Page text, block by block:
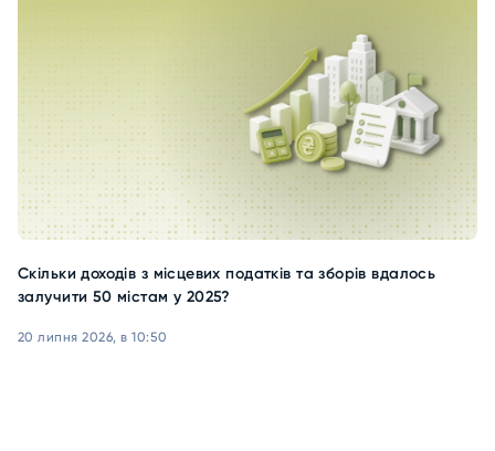
Скільки доходів з місцевих податків та зборів вдалось
залучити 50 містам у 2025?
20 липня 2026, в 10:50